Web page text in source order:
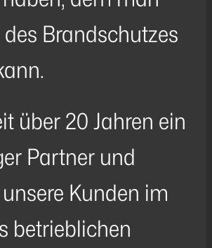
Brandschutzes
über 20 Jahren ein
Partner und
Kunden im
betrieblichen